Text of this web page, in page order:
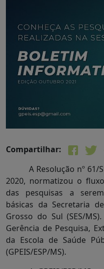
Compartilhar:
A Resolução nº 61/
2020, normatizou o
das pesquisas a
básicas da Secretaria
Grosso do Sul (SES/
Gerência de Pesquisa,
da Escola de Saúde
(GPEIS/ESP/MS).